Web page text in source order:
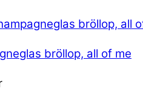
bröllop, all of me